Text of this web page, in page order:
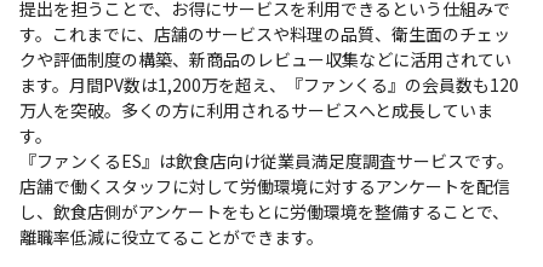
提出を担うことで、お得にサービスを利用できるという仕組みで
す。これまでに、店舗のサービスや料理の品質、衛生面のチェッ
クや評価制度の構築、新商品のレビュー収集などに活用されてい
ます。月間PV数は1,200万を超え、『ファンくる』の会員数も120
万人を突破。多くの方に利用されるサービスへと成長していま
す。
『ファンくるES』は飲食店向け従業員満足度調査サービスです。
店舗で働くスタッフに対して労働環境に対するアンケートを配信
し、飲食店側がアンケートをもとに労働環境を整備することで、
離職率低減に役立てることができます。